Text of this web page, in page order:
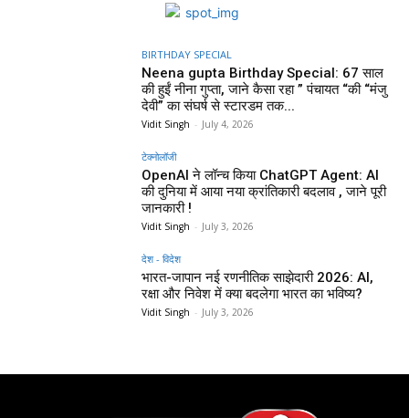
BIRTHDAY SPECIAL
Neena gupta Birthday Special: 67 साल
की हुईं नीना गुप्ता, जाने कैसा रहा ” पंचायत “की “मंजु
देवी” का संघर्ष से स्टारडम तक...
Vidit Singh - July 4, 2026
टेक्नोलॉजी
OpenAI ने लॉन्च किया ChatGPT Agent: AI
की दुनिया में आया नया क्रांतिकारी बदलाव , जाने पूरी
जानकारी !
Vidit Singh - July 3, 2026
देश - विदेश
भारत-जापान नई रणनीतिक साझेदारी 2026: AI,
रक्षा और निवेश में क्या बदलेगा भारत का भविष्य?
Vidit Singh - July 3, 2026